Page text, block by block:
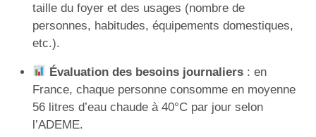
taille du foyer et des usages (nombre de
personnes, habitudes, équipements domestiques,
etc.).
Évaluation des besoins journaliers: en
France, chaque personne consomme en moyenne
56 litres d’eau chaude à 40°C par jour selon
l’ADEME.